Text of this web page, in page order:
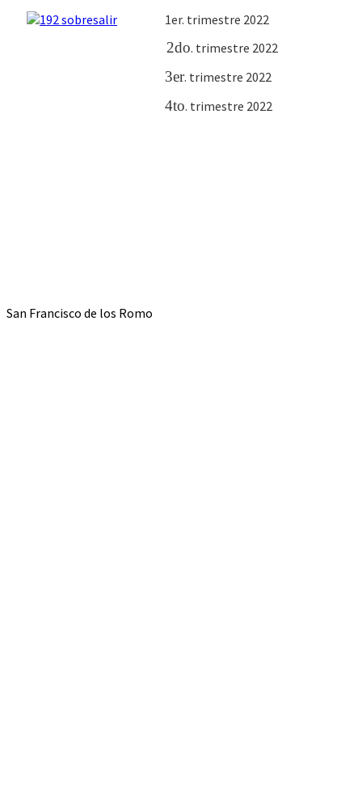
1er. trimestre 2022
2do. trimestre 2022
3er. trimestre 2022
4to. trimestre 2022
San Francisco de los Romo